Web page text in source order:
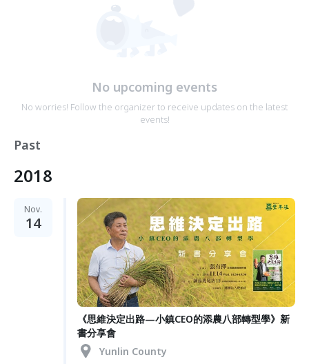
No upcoming events
No worries! Follow the organizer to receive updates on the latest
events!
Past
2018
Nov.
14
《思維決定出路—小鎮CEO的添農八部轉型學》新
書分享會
Yunlin County